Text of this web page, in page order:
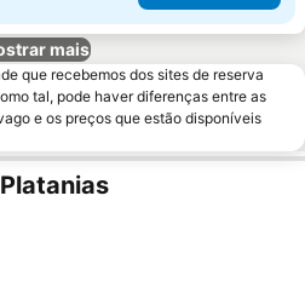
mais
que recebemos dos sites de reserva
tal, pode haver diferenças entre as
e os preços que estão disponíveis